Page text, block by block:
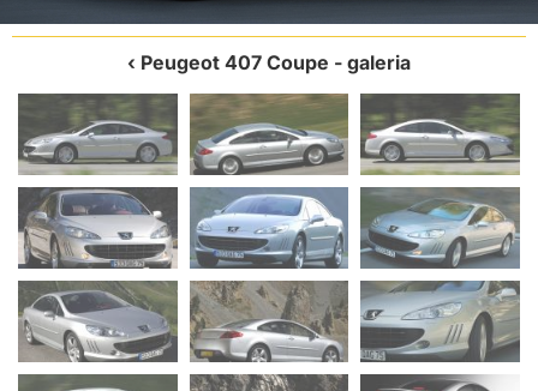
Peugeot 407 Coupe - galeria